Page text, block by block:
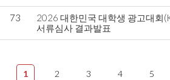
73
2026 대한민국 대학생 광고대회
서류심사 결과발표
1 2 3 4 5